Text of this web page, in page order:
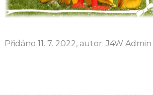
Přidáno 11. 7. 2022, autor: J4W Admin